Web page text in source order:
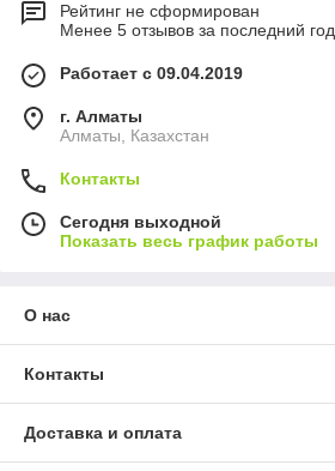
Рейтинг не сформирован
Менее 5 отзывов за последний год
Работает с 09.04.2019
г. Алматы
Алматы, Казахстан
Контакты
Сегодня выходной
Показать весь график работы
О нас
Контакты
Доставка и оплата